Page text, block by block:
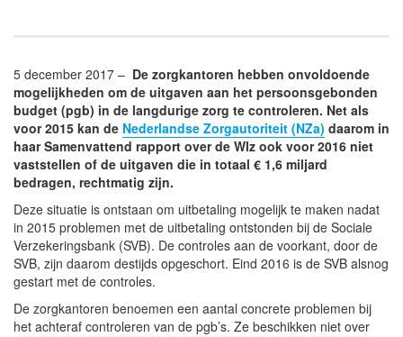
5 december 2017 – De zorgkantoren hebben onvoldoende
mogelijkheden om de uitgaven aan het persoonsgebonden
budget (pgb) in de langdurige zorg te controleren. Net als
voor 2015 kan de Nederlandse Zorgautoriteit (NZa) daarom in
haar Samenvattend rapport over de Wlz ook voor 2016 niet
vaststellen of de uitgaven die in totaal € 1,6 miljard
bedragen, rechtmatig zijn.
Deze situatie is ontstaan om uitbetaling mogelijk te maken nadat
in 2015 problemen met de uitbetaling ontstonden bij de Sociale
Verzekeringsbank (SVB). De controles aan de voorkant, door de
SVB, zijn daarom destijds opgeschort. Eind 2016 is de SVB alsnog
gestart met de controles.
De zorgkantoren benoemen een aantal concrete problemen bij
het achteraf controleren van de pgb’s. Ze beschikken niet over